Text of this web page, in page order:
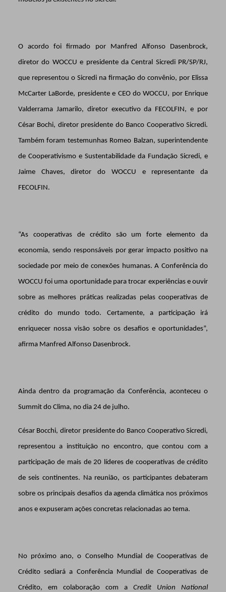
O acordo foi firmado por Manfred Alfonso Dasenbrock,
diretor do WOCCU e presidente da Central Sicredi PR/SP/RJ,
que representou o Sicredi na firmação do convênio, por Elissa
McCarter LaBorde, presidente e CEO do WOCCU, por Enrique
Valderrama Jamarilo, diretor executivo da FECOLFIN, e por
César Bochi, diretor presidente do Banco Cooperativo Sicredi.
Também foram testemunhas Romeo Balzan, superintendente
de Cooperativismo e Sustentabilidade da Fundação Sicredi, e
Jaime Chaves, diretor do WOCCU e representante da
FECOLFIN.
“As cooperativas de crédito são um forte elemento da
economia, sendo responsáveis por gerar impacto positivo na
sociedade por meio de conexões humanas. A Conferência do
WOCCU foi uma oportunidade para trocar experiências e ouvir
sobre as melhores práticas realizadas pelas cooperativas de
crédito do mundo todo. Certamente, a participação irá
enriquecer nossa visão sobre os desafios e oportunidades”,
afirma Manfred Alfonso Dasenbrock.
Ainda dentro da programação da Conferência, aconteceu o
Summit do Clima, no dia 24 de julho.
César Bocchi, diretor presidente do Banco Cooperativo Sicredi,
representou a instituição no encontro, que contou com a
participação de mais de 20 líderes de cooperativas de crédito
de seis continentes. Na reunião, os participantes debateram
sobre os principais desafios da agenda climática nos próximos
anos e expuseram ações concretas relacionadas ao tema.
No próximo ano, o Conselho Mundial de Cooperativas de
Crédito sediará a Conferência Mundial de Cooperativas de
Crédito, em colaboração com aCredit Union National